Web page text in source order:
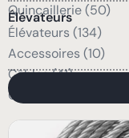
Quincaillerie (50)
Élévateurs
Élévateurs (134)
Accessoires (10)
Câbles (41)
Quincaillerie (47)